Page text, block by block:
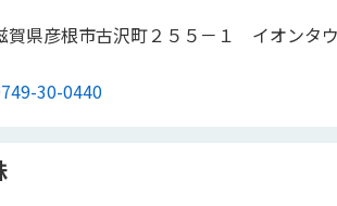
賀県彦根市古沢町２５５－１ イオンタ
30-0440